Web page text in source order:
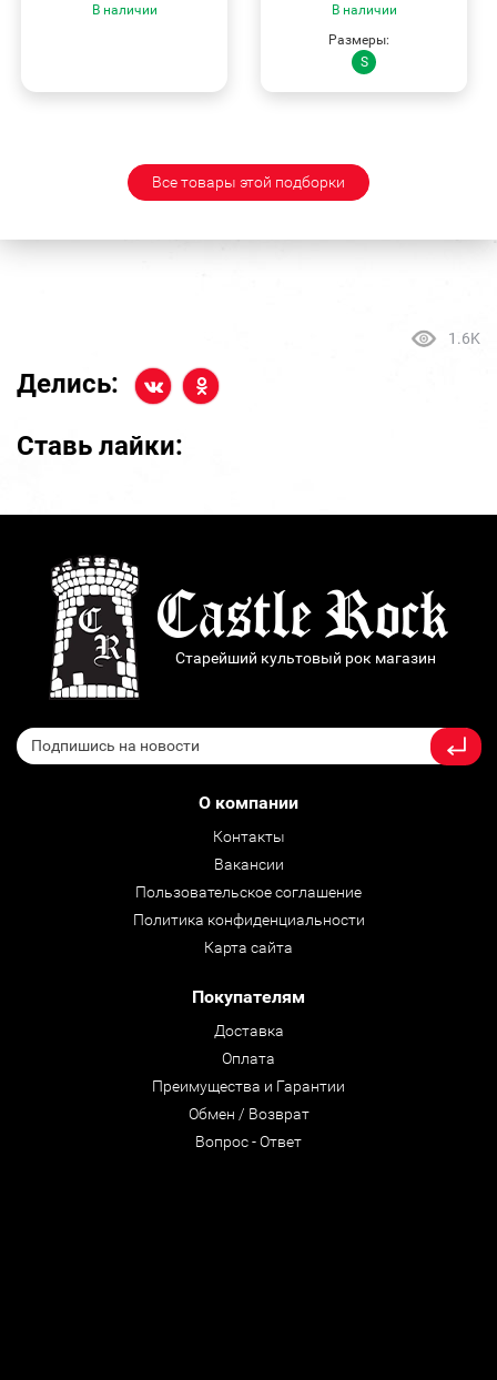
В наличии
В наличии
Размеры:
S
Все товары этой подборки
1.6K
Делись:
Ставь лайки:
Старейший культовый рок магазин
О компании
Контакты
Вакансии
Пользовательское соглашение
Политика конфиденциальности
Карта сайта
Покупателям
Доставка
Оплата
Преимущества и Гарантии
Обмен / Возврат
Вопрос - Ответ